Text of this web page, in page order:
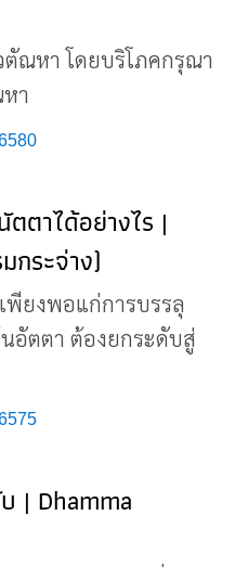
ณหา โดยบริโภคกรุณา
า
ตาได้อย่างไร |
กระจ่าง)
ยงพอแก่การบรรลุ
อัตตา ต้องยกระดับสู่
| Dhamma